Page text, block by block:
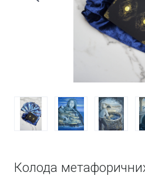
Колода